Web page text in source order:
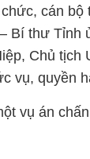
cán
Bí thư Tỉnh
Chủ
vụ, quyền
vụ án